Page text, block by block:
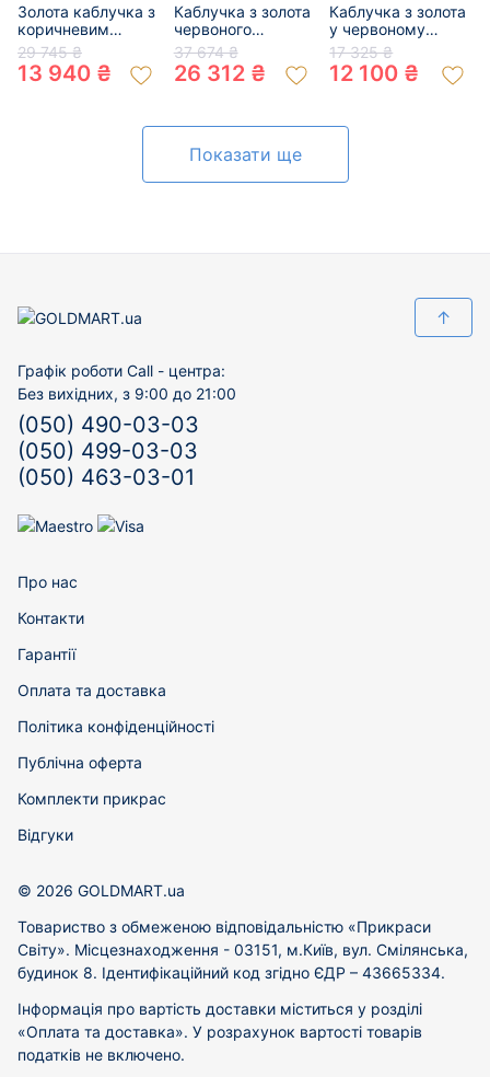
Золота каблучка з
коричневим
гранатом та
цирконом 01-
200188724
29 745 ₴
13 940 ₴
Каблучка з золота
червоного
кольору з
цирконом 01-
200346867
37 674 ₴
26 312 ₴
Каблучка з золота
у червоному
кольорі з
цирконом 01-
19132774
17 325 ₴
12 100 ₴
Показати ще
↑
Графік роботи Call - центра:
Без вихідних, з 9:00 до 21:00
(050) 490-03-03
(050) 499-03-03
(050) 463-03-01
Про нас
Контакти
Гарантії
Оплата та доставка
Політика конфіденційності
Публічна оферта
Комплекти прикрас
Відгуки
© 2026 GOLDMART.ua
Товариство з обмеженою відповідальністю «Прикраси
Світу». Місцезнаходження - 03151, м.Київ, вул. Смілянська,
будинок 8. Ідентифікаційний код згідно ЄДР – 43665334.
Інформація про вартість доставки міститься у розділі
«Оплата та доставка». У розрахунок вартості товарів
податків не включено.